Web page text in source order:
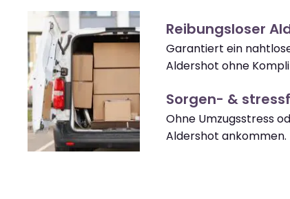
Reibungsloser
Garantiert ein
Aldershot ohne
Sorgen- &
Ohne Umzugsstress
Aldershot ankommen.